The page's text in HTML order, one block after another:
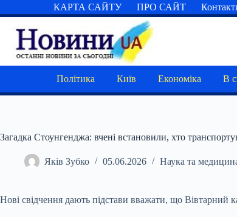
до
вмісту
КАРТА САЙТУ ПРО САЙТ
Політика Київ Економіка В
Загадка Стоунгенджа: вчені встановили, хто
Яків Зубко 05.06.2026 Наука та
Нові свідчення дають підстави вважати, що